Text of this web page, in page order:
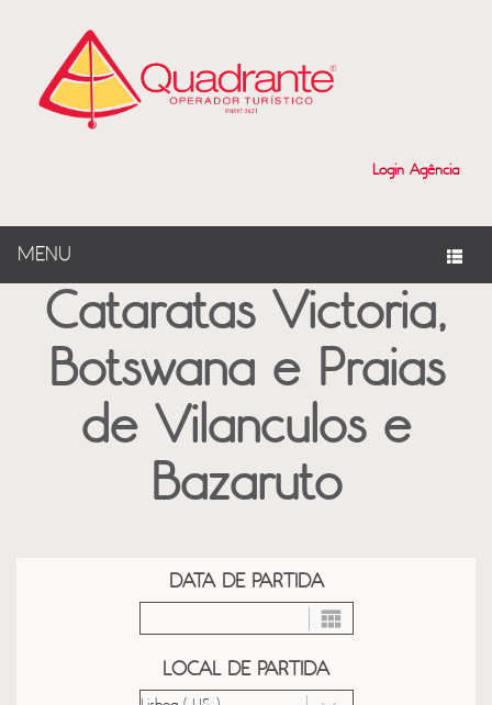
Login Agência
MENU
Cataratas Victoria,
Botswana e Praias
de Vilanculos e
Bazaruto
DATA DE PARTIDA
LOCAL DE PARTIDA